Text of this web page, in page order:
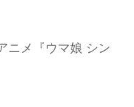
メ『ウマ娘 シン